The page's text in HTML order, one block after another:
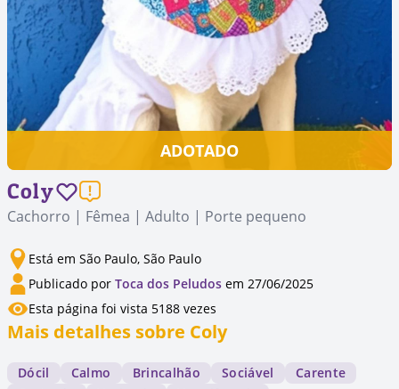
ADOTADO
Coly
Cachorro | Fêmea | Adulto | Porte pequeno
Está em São Paulo, São Paulo
Publicado por Toca dos Peludos em 27/06/2025
Esta página foi vista 5188 vezes
Mais detalhes sobre Coly
Dócil Calmo Brincalhão Sociável
Carente